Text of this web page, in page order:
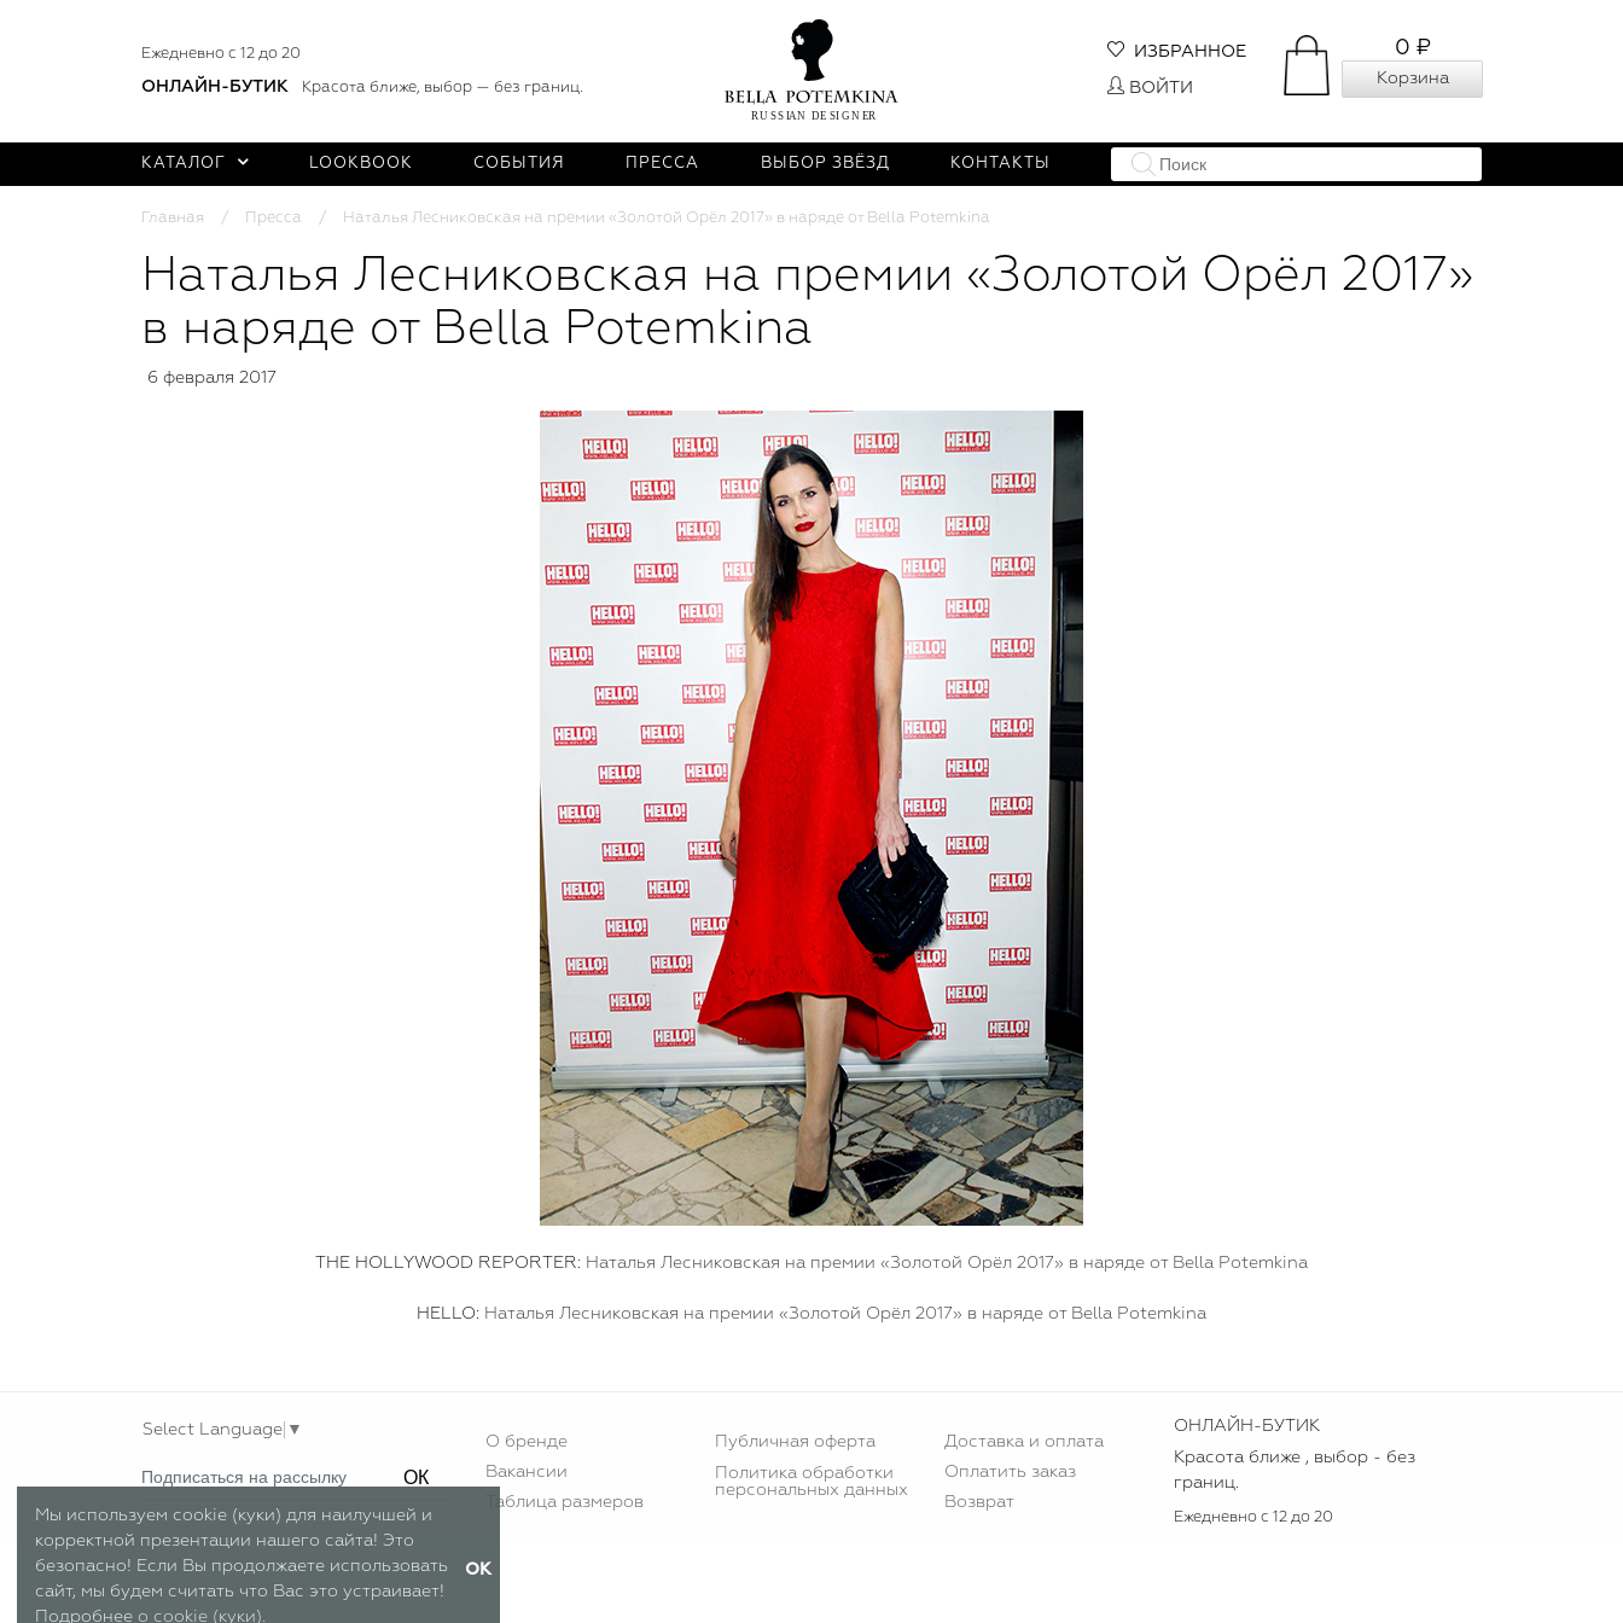
Мы используем cookie (куки) для наилучшей и
корректной презентации нашего сайта! Это
безопасно! Если Вы продолжаете использовать
сайт, мы будем считать что Вас это устраивает!
Подробнее о cookie (куки).
OK
Ежедневно с 12 до 20
ОНЛАЙН-БУТИК Красота ближе, выбор — без границ.
0 ₽
Корзина
ИЗБРАННОЕ
ВОЙТИ
КАТАЛОГ LOOKBOOK СОБЫТИЯ ПРЕССА ВЫБОР ЗВЁЗД КОНТАКТЫ
Главная Пресса Наталья Лесниковская на премии «Золотой Орёл 2017» в наряде от Bella Potemkina
Наталья Лесниковская на премии «Золотой Орёл 2017»
в наряде от Bella Potemkina
6 февраля 2017
THE HOLLYWOOD REPORTER: Наталья Лесниковская на премии «Золотой Орёл 2017» в наряде от Bella Potemkina
HELLO: Наталья Лесниковская на премии «Золотой Орёл 2017» в наряде от Bella Potemkina
Select Language ▼
ОК
О бренде
Вакансии
Таблица размеров
Публичная оферта
Политика обработки
персональных данных
Доставка и оплата
Оплатить заказ
Возврат
ОНЛАЙН-БУТИК
Красота ближе , выбор - без
границ.
Ежедневно с 12 до 20